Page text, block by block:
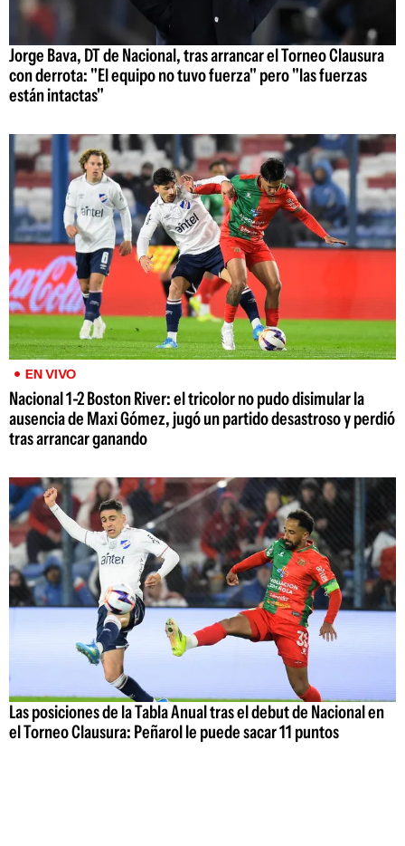
Jorge Bava, DT de Nacional, tras arrancar el Torneo Clausura
con derrota: "El equipo no tuvo fuerza" pero "las fuerzas
están intactas"
EN VIVO
Nacional 1-2 Boston River: el tricolor no pudo disimular la
ausencia de Maxi Gómez, jugó un partido desastroso y perdió
tras arrancar ganando
Las posiciones de la Tabla Anual tras el debut de Nacional en
el Torneo Clausura: Peñarol le puede sacar 11 puntos